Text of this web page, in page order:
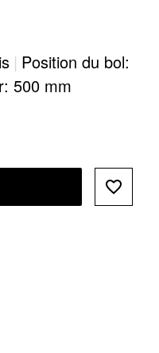
| Position du bol:
500 mm